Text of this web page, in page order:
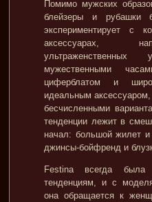
Помимо мужских
блейзеры и рубашки
экспериментирует с
аксессуарах,
мужественными
циферблатом и
идеальным
бесчисленными
тенденции лежит в
начал: большой жилет
джинсы-бойфренд и
Festina всегда
тенденциям, и с
она обращается к